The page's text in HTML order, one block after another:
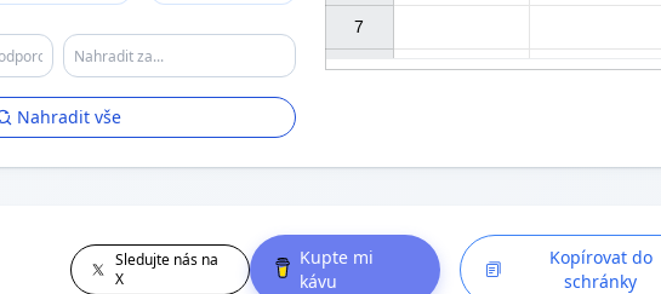
Nahradit vše
7
Sledujte nás na
X
Kupte mi
kávu
Kopírovat do
schránky